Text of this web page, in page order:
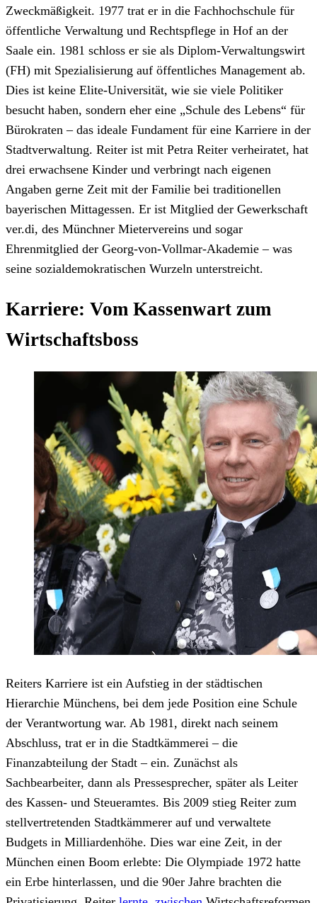
Zweckmäßigkeit. 1977 trat er in die Fachhochschule für
öffentliche Verwaltung und Rechtspflege in Hof an der
Saale ein. 1981 schloss er sie als Diplom-Verwaltungswirt
(FH) mit Spezialisierung auf öffentliches Management ab.
Dies ist keine Elite-Universität, wie sie viele Politiker
besucht haben, sondern eher eine „Schule des Lebens“ für
Bürokraten – das ideale Fundament für eine Karriere in der
Stadtverwaltung. Reiter ist mit Petra Reiter verheiratet, hat
drei erwachsene Kinder und verbringt nach eigenen
Angaben gerne Zeit mit der Familie bei traditionellen
bayerischen Mittagessen. Er ist Mitglied der Gewerkschaft
ver.di, des Münchner Mietervereins und sogar
Ehrenmitglied der Georg-von-Vollmar-Akademie – was
seine sozialdemokratischen Wurzeln unterstreicht.
Karriere: Vom Kassenwart zum
Wirtschaftsboss
Reiters Karriere ist ein Aufstieg in der städtischen
Hierarchie Münchens, bei dem jede Position eine Schule
der Verantwortung war. Ab 1981, direkt nach seinem
Abschluss, trat er in die Stadtkämmerei – die
Finanzabteilung der Stadt – ein. Zunächst als
Sachbearbeiter, dann als Pressesprecher, später als Leiter
des Kassen- und Steueramtes. Bis 2009 stieg Reiter zum
stellvertretenden Stadtkämmerer auf und verwaltete
Budgets in Milliardenhöhe. Dies war eine Zeit, in der
München einen Boom erlebte: Die Olympiade 1972 hatte
ein Erbe hinterlassen, und die 90er Jahre brachten die